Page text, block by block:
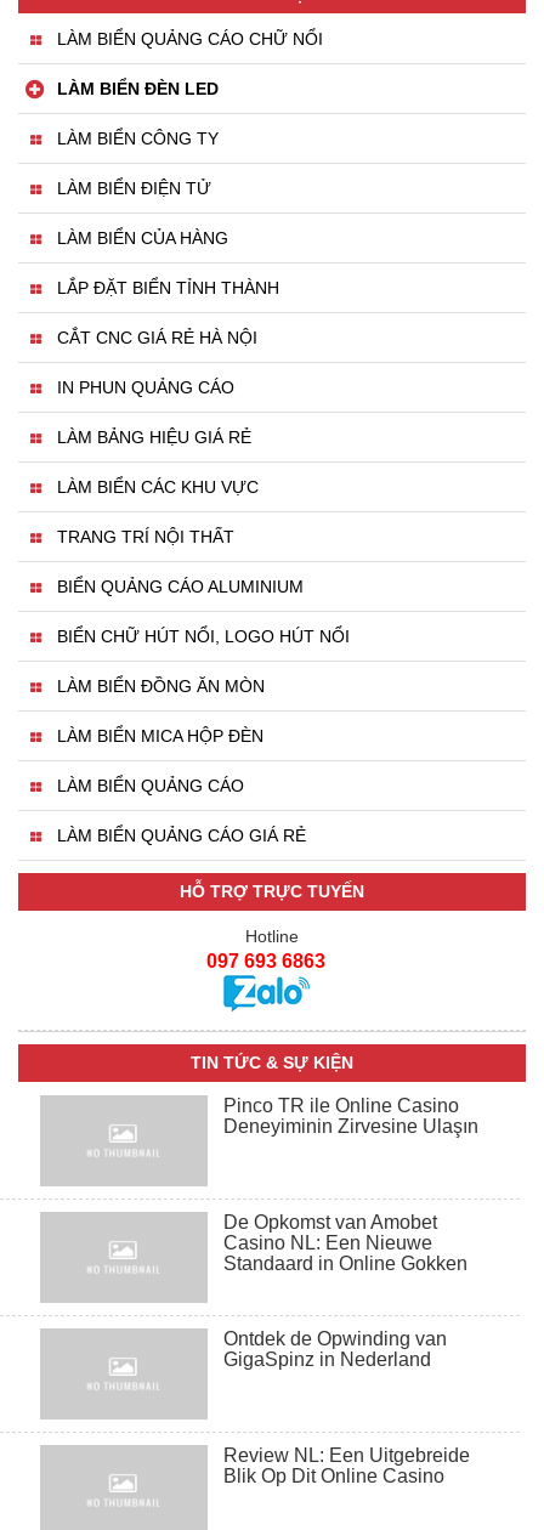
LÀM BIỂN QUẢNG CÁO CHỮ NỔI
LÀM BIỂN ĐÈN LED
LÀM BIỂN CÔNG TY
LÀM BIỂN ĐIỆN TỬ
LÀM BIỂN CỦA HÀNG
LẮP ĐẶT BIỂN TỈNH THÀNH
CẮT CNC GIÁ RẺ HÀ NỘI
IN PHUN QUẢNG CÁO
LÀM BẢNG HIỆU GIÁ RẺ
LÀM BIỂN CÁC KHU VỰC
TRANG TRÍ NỘI THẤT
BIỂN QUẢNG CÁO ALUMINIUM
BIỂN CHỮ HÚT NỔI, LOGO HÚT NỔI
LÀM BIỂN ĐỒNG ĂN MÒN
LÀM BIỂN MICA HỘP ĐÈN
LÀM BIỂN QUẢNG CÁO
LÀM BIỂN QUẢNG CÁO GIÁ RẺ
HỖ TRỢ TRỰC TUYẾN
Hotline
097 693 6863
TIN TỨC & SỰ KIỆN
Pinco TR ile Online Casino
Deneyiminin Zirvesine Ulaşın
De Opkomst van Amobet
Casino NL: Een Nieuwe
Standaard in Online Gokken
Ontdek de Opwinding van
GigaSpinz in Nederland
Review NL: Een Uitgebreide
Blik Op Dit Online Casino